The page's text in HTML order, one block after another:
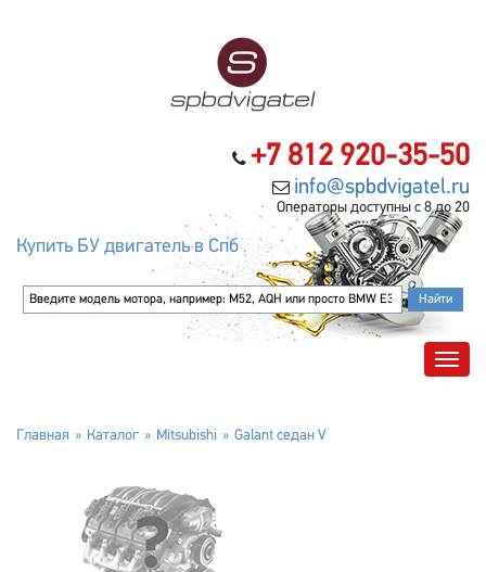
+7 812 920-35-50
info@spbdvigatel.ru
Операторы доступны с 8 до 20
Купить БУ двигатель в Спб
Главная Каталог Mitsubishi Galant седан V